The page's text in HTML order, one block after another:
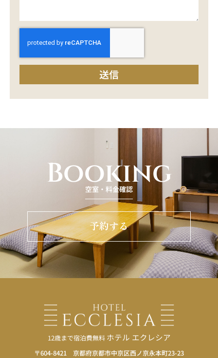
送信
Booking
空室・料金確認
予約する
12歳まで宿泊費無料 ホテル エクレシア
〒604-8421 京都府京都市中京区西ノ京永本町23-23